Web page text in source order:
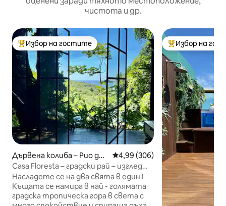
чистота и др.
Най-популярен избор на гостите
Избор на гостите
Дървена колиба – Рио де
Жанейро
Средна оценка: 4,99 от 5,
4,99 (306)
Casa Floresta – градски рай – изглед
към океана
Насладете се на два свята в един !
Къщата се намира в най - голямата
градска тропическа гора в света с
Най-популярен
Избор на